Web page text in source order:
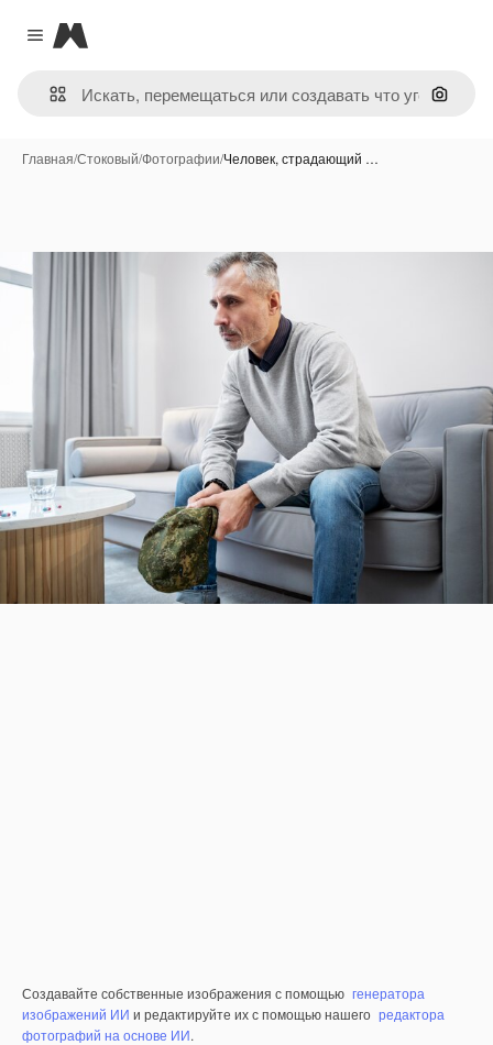
Close menu
Magnific
Поиск
Главная/Стоковый/Фотографии/Человек, страдающий …
Создавайте собственные изображения с помощью генератора
изображений ИИ и редактируйте их с помощью нашего редактора
фотографий на основе ИИ.